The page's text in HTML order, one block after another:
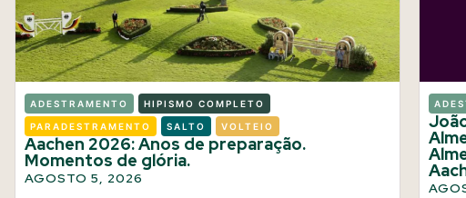
ADESTRAMENTO HIPISMO COMPLETO
PARADESTRAMENTO SALTO VOLTEIO
Aachen 2026: Anos de preparação.
Momentos de glória.
AGOSTO 5, 2026